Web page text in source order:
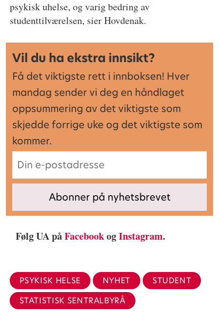
psykisk uhelse, og varig bedring av
studenttilværelsen, sier Hovdenak.
Vil du ha ekstra innsikt?
Få det viktigste rett i innboksen! Hver
mandag sender vi deg en håndlaget
oppsummering av det viktigste som
skjedde forrige uke og det viktigste som
kommer.
Følg UA påFacebookogInstagram.
PSYKISK HELSE NYHET
STUDENT
STATISTISK SENTRALBYRÅ